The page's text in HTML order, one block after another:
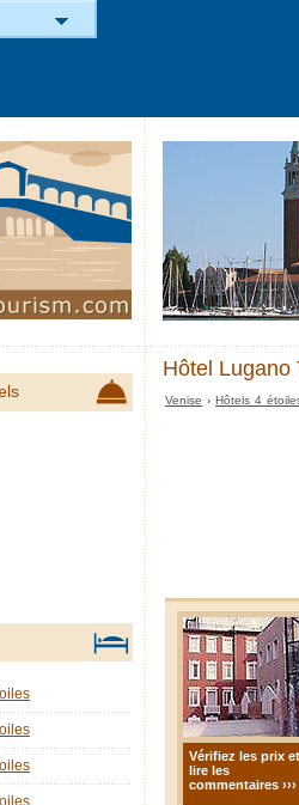
Hôtel Lugano
Venise ›Hôtels 4
Vérifiez les prix et
lire les
commentaires ›››